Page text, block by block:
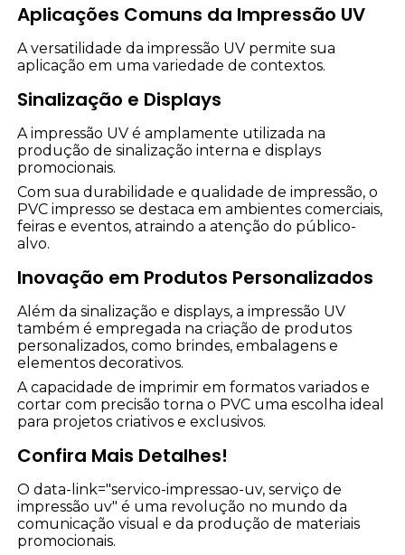
Aplicações Comuns da Impressão UV
A versatilidade da impressão UV permite sua
aplicação em uma variedade de contextos.
Sinalização e Displays
A impressão UV é amplamente utilizada na
produção de sinalização interna e displays
promocionais.
Com sua durabilidade e qualidade de impressão, o
PVC impresso se destaca em ambientes comerciais,
feiras e eventos, atraindo a atenção do público-
alvo.
Inovação em Produtos Personalizados
Além da sinalização e displays, a impressão UV
também é empregada na criação de produtos
personalizados, como brindes, embalagens e
elementos decorativos.
A capacidade de imprimir em formatos variados e
cortar com precisão torna o PVC uma escolha ideal
para projetos criativos e exclusivos.
Confira Mais Detalhes!
O data-link="servico-impressao-uv, serviço de
impressão uv" é uma revolução no mundo da
comunicação visual e da produção de materiais
promocionais.